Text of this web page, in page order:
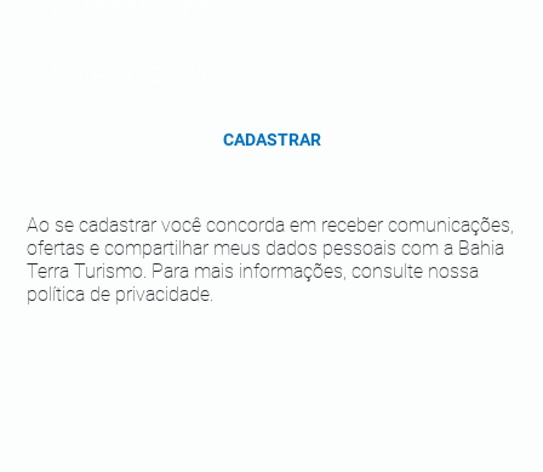
Ao se cadastrar você concorda em receber comunicações,
ofertas e compartilhar meus dados pessoais com a Bahia
Terra Turismo. Para mais informações, consulte nossa
política de privacidade.
CADASTRAR